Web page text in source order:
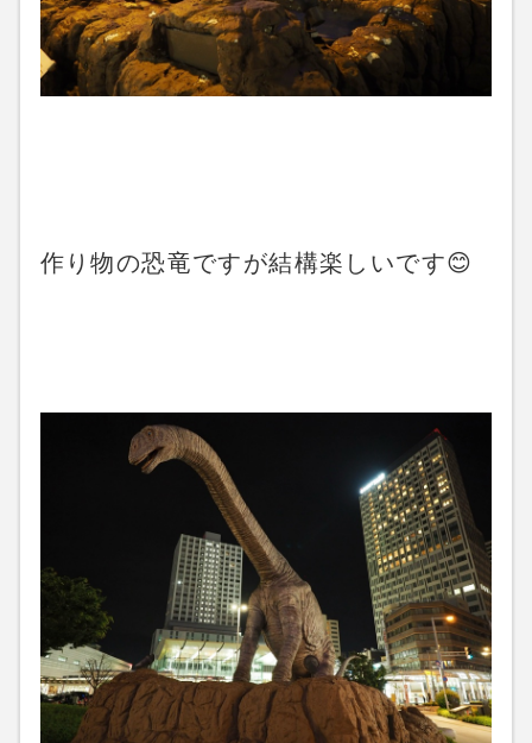
作り物の恐竜ですが結構楽しいです😊